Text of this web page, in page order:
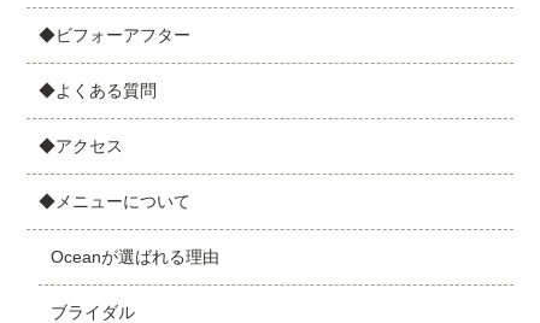
◆ビフォーアフター
◆よくある質問
◆アクセス
◆メニューについて
Oceanが選ばれる理由
ブライダル